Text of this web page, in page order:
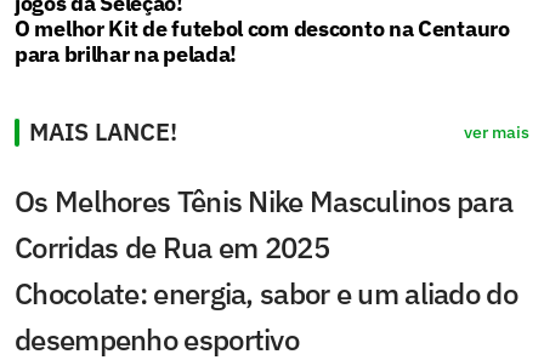
O melhor Kit de futebol com desconto na Centauro
para brilhar na pelada!
MAIS LANCE! ver mais
Os Melhores Tênis Nike Masculinos para
Corridas de Rua em 2025
Chocolate: energia, sabor e um aliado do
desempenho esportivo